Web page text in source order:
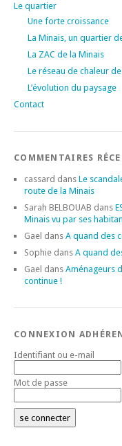
Le quartier
Une forte croissance
La Minais, un quartier
La ZAC de la Minais
Le réseau de chaleur
L’évolution du paysage
Contact
COMMENTAIRES
cassard dans Le
route de la Minais
Sarah BELBOUAB dans
Minais vu par ses
Gael dans A quand des
Sophie dans A quand
Gael dans Aménageurs
continue !
CONNEXION
Identifiant ou e-mail
Mot de passe